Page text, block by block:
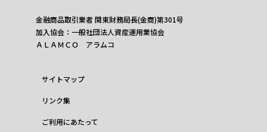
金融商品取引業者 関東財務局長(金商)第301号
加入協会：一般社団法人資産運用業協会
ＡＬＡＭＣＯ アラムコ
サイトマップ
リンク集
ご利用にあたって